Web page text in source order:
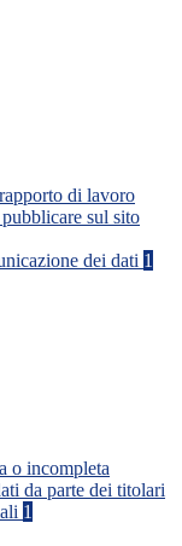
di lavoro
sul sito
dei dati 1
o incompleta
da parte dei titolari
1